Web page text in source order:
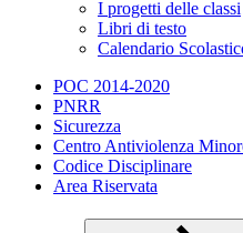
I progetti delle classi
Libri di testo
Calendario
POC 2014-2020
PNRR
Sicurezza
Centro Antiviolenza
Codice Disciplinare
Area Riservata